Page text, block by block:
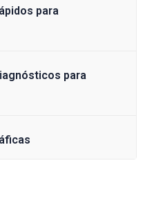
para
para